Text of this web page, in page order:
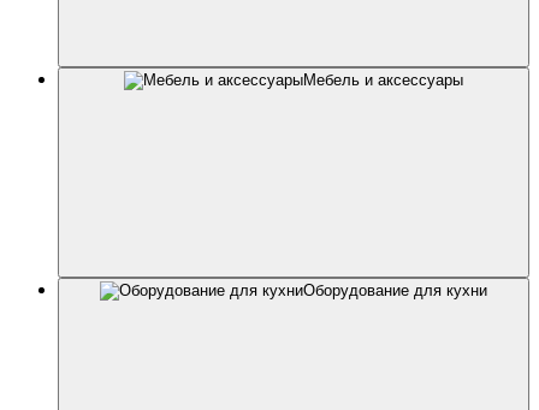
Мебель и аксессуары
Оборудование для кухни